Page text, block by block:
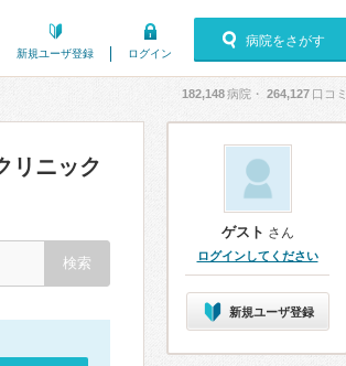
新規ユーザ登録 ログイン
病院をさがす
182,148病院・ 264,127 口コミ
リニック
ゲスト さん
ログインしてください
新規ユーザ登録